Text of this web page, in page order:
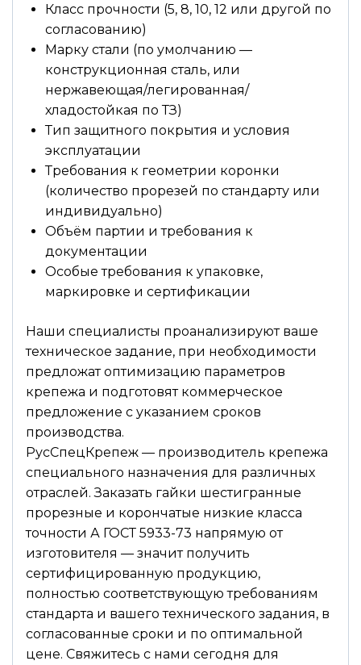
Класс прочности (5, 8, 10, 12 или другой по
согласованию)
Марку стали (по умолчанию —
конструкционная сталь, или
нержавеющая/легированная/
хладостойкая по ТЗ)
Тип защитного покрытия и условия
эксплуатации
Требования к геометрии коронки
(количество прорезей по стандарту или
индивидуально)
Объём партии и требования к
документации
Особые требования к упаковке,
маркировке и сертификации
Наши специалисты проанализируют ваше
техническое задание, при необходимости
предложат оптимизацию параметров
крепежа и подготовят коммерческое
предложение с указанием сроков
производства.
РусСпецКрепеж — производитель крепежа
специального назначения для различных
отраслей. Заказать гайки шестигранные
прорезные и корончатые низкие класса
точности А ГОСТ 5933-73 напрямую от
изготовителя — значит получить
сертифицированную продукцию,
полностью соответствующую требованиям
стандарта и вашего технического задания, в
согласованные сроки и по оптимальной
цене. Свяжитесь с нами сегодня для